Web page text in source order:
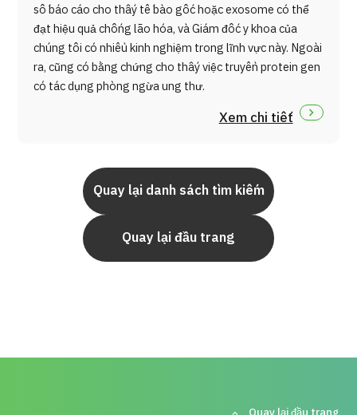
số báo cáo cho thấy tế bào gốc hoặc exosome có thể
đạt hiệu quả chống lão hóa, và Giám đốc y khoa của
chúng tôi có nhiều kinh nghiệm trong lĩnh vực này. Ngoài
ra, cũng có bằng chứng cho thấy việc truyền protein gen
có tác dụng phòng ngừa ung thư.
Xem chi tiết
Quay lại danh sách tìm kiếm
Quay lại đầu trang